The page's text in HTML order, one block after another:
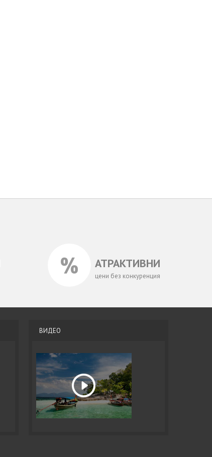
АТРАКТИВНИ
цени без конкуренция
ВИДЕО